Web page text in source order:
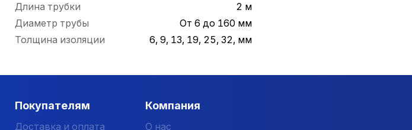
Длина трубки
2 м
Диаметр трубы
От 6 до 160 мм
Толщина изоляции
6, 9, 13, 19, 25, 32, мм
Покупателям
Доставка и оплата
Компания
О нас